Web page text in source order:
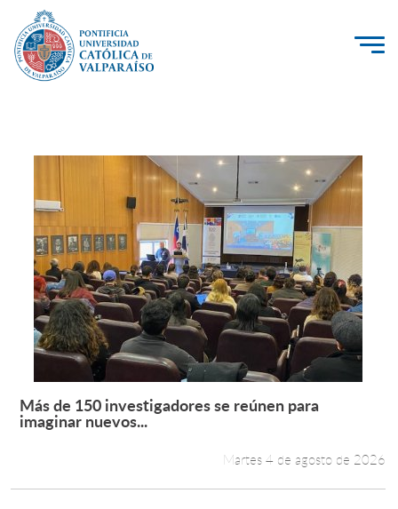
PUCV Internacional
Vinculación con el Medio
Admisión
Pregrado
Postgrado
Formación Continua
Leer más +
Más de 150 investigadores se reúnen para
imaginar nuevos...
Martes 4 de agosto de 2026